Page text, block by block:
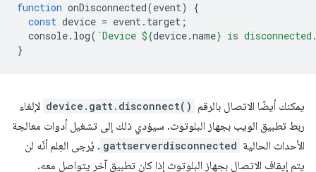
function onDisconnected(event)
{
const device = event. target ;
console. log( `Device ${device.name} is
}
يمكنك أيضًا الاتصال بالرقم device.gatt.disconnect() لإلغاء
ربط تطبيق الويب بجهاز البلوتوث. سيؤدي ذلك إلى تشغيل أدوات معالجة
الأحداث الحالية gattserverdisconnected . يُرجى العِلم أنّه لن
يتم إيقاف الاتصال بجهاز البلوتوث إذا كان تطبيق آخر يتواصل معه.